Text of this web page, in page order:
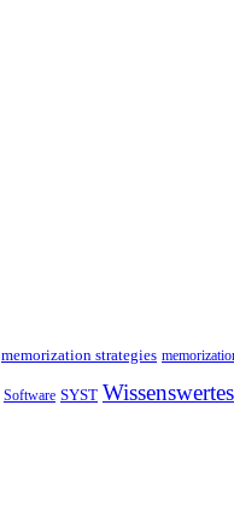
memorization strategies
Software SYST Wissenswertes